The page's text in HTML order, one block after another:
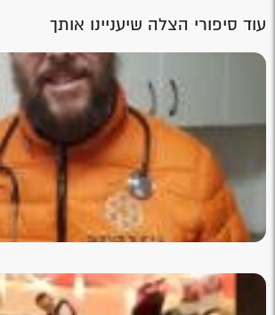
עוד סיפורי הצלה שיעניינו אותך